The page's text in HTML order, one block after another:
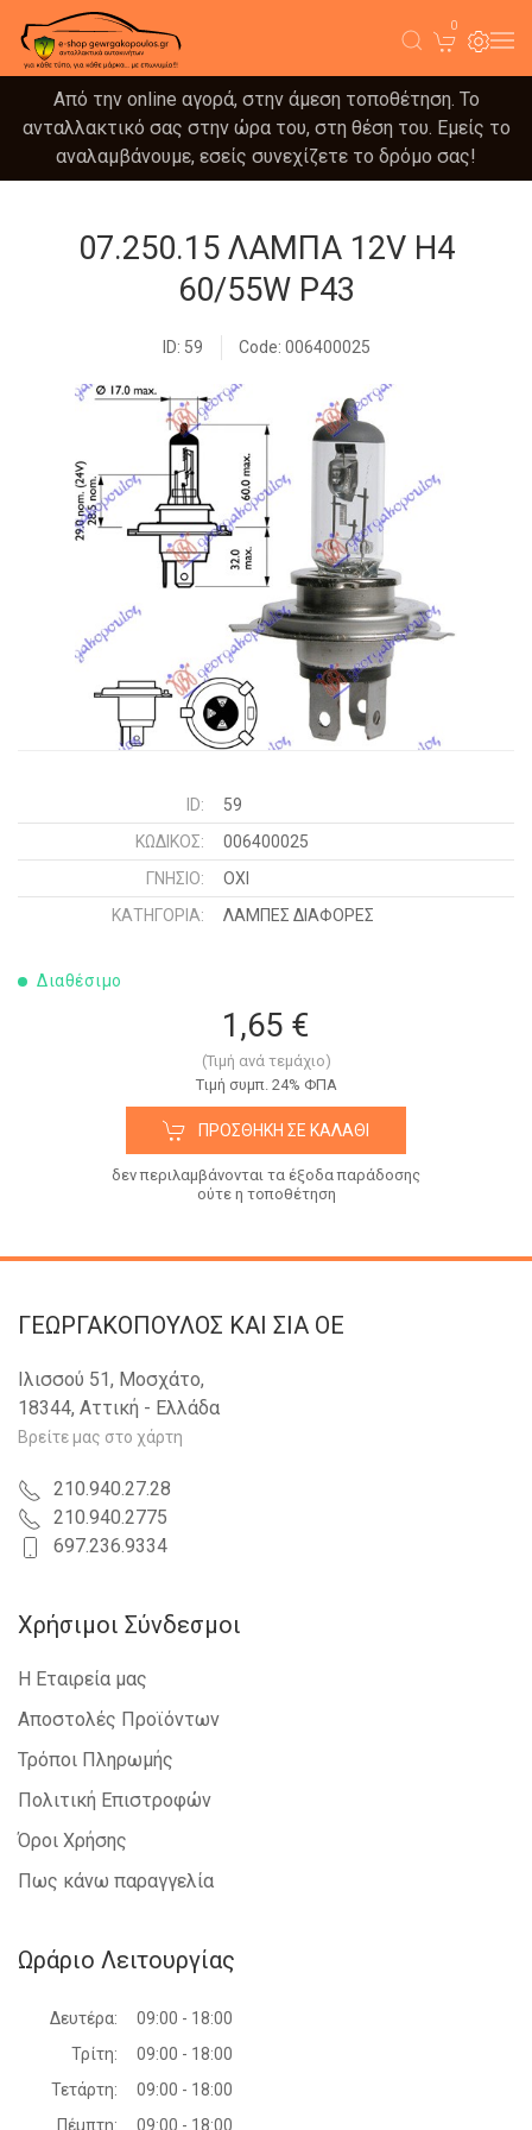
0
Από την online αγορά, στην άμεση τοποθέτηση. Το
ανταλλακτικό σας στην ώρα του, στη θέση του. Εμείς το
αναλαμβάνουμε, εσείς συνεχίζετε το δρόμο σας!
07.250.15 ΛΑΜΠΑ 12V H4
60/55W P43
ID: 59 Code: 006400025
ID:
59
ΚΩΔΙΚΌΣ:
006400025
ΓΝΉΣΙΟ:
ΟΧΙ
ΚΑΤΗΓΟΡΊΑ:
ΛΑΜΠΕΣ ΔΙΑΦΟΡΕΣ
Διαθέσιμο
1,65 €
(Τιμή ανά τεμάχιο)
Tιμή συμπ. 24% ΦΠΑ
ΠΡΟΣΘΉΚΗ ΣΕ ΚΑΛΆΘΙ
δεν περιλαμβάνονται τα έξοδα παράδοσης
ούτε η τοποθέτηση
ΓΕΩΡΓΑΚΟΠΟΥΛΟΣ KAI ΣΙΑ OE
Ιλισσού 51, Μοσχάτο,
18344, Αττική - Ελλάδα
Βρείτε μας στο χάρτη
210.940.27.28
210.940.2775
697.236.9334
Χρήσιμοι Σύνδεσμοι
Η Εταιρεία μας
Αποστολές Προϊόντων
Τρόποι Πληρωμής
Πολιτική Επιστροφών
Όροι Χρήσης
Πως κάνω παραγγελία
Ωράριο Λειτουργίας
Δευτέρα:
09:00 - 18:00
Τρίτη:
09:00 - 18:00
Τετάρτη:
09:00 - 18:00
Πέμπτη:
09:00 - 18:00